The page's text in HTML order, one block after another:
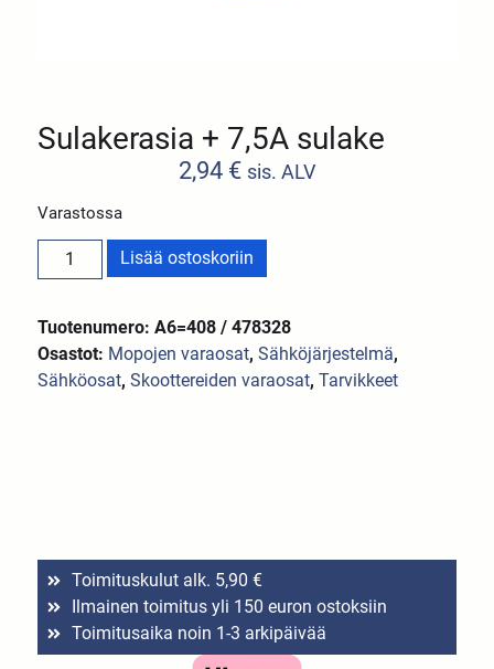
Sulakerasia + 7,5A sulake
2,94 € sis. ALV
Varastossa
Lisää ostoskoriin
Tuotenumero: A6=408 / 478328
Osastot: Mopojen varaosat,Sähköjärjestelmä,
Sähköosat,Skoottereiden varaosat,Tarvikkeet
Toimituskulut alk. 5,90 €
Ilmainen toimitus yli 150 euron ostoksiin
Toimitusaika noin 1-3 arkipäivää